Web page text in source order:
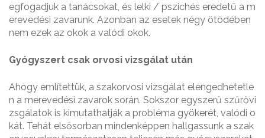
egfogadjuk a tanácsokat, és lelki / pszichés eredetű a m
erevedési zavarunk. Azonban az esetek négy ötödében
nem ezek az okok a valódi okok.
Gyógyszert csak orvosi vizsgálat után
Ahogy említettük, a szakorvosi vizsgálat elengedhetetle
n a merevedési zavarok során. Sokszor egyszerű szűrővi
zsgálatok is kimutathatják a probléma gyökerét, valódi o
kát. Tehát elsősorban mindenképpen hallgassunk a szak